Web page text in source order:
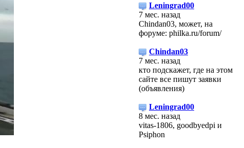
Leningrad00
7 мес. назад
Chindan03, может, на
форуме: philka.ru/forum/
Chindan03
7 мес. назад
кто подскажет, где на этом
сайте все пишут заявки
(объявления)
Leningrad00
8 мес. назад
vitas-1806, goodbyedpi и
Psiphon